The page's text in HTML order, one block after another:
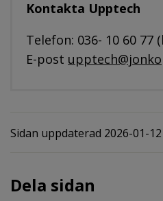
Kontakta Upptech
Telefon: 036- 10 60
E-post
Sidan uppdaterad 2026-01-12
Dela sidan